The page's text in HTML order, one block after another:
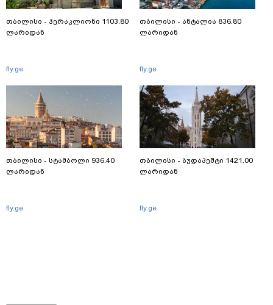
თბილისი - ჰერაკლიონი 1103.80
ლარიდან
fly.ge
თბილისი - სტამბოლი 936.40
ლარიდან
fly.ge
თბილისი - ანტალია 836.80
ლარიდან
fly.ge
თბილისი - ბუდაპეშტი 1421.00
ლარიდან
fly.ge